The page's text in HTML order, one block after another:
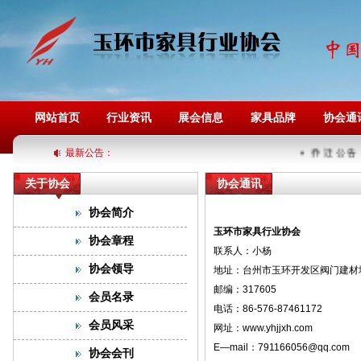
网站首页 行业资讯 展会信息 家具品牌 协会通
最新公告： 乔 迁 公 告
关于协会
协会简介
协会章程
协会领导
会员名录
会员风采
协会会刊
协会通讯
玉环市家具行业协会
联系人：小杨
地址：台州市玉环开发区阀门建
邮编：317605
电话：86-576-87461172
网址：www.yhjjxh.com
E—mail： 791166056@qq.com